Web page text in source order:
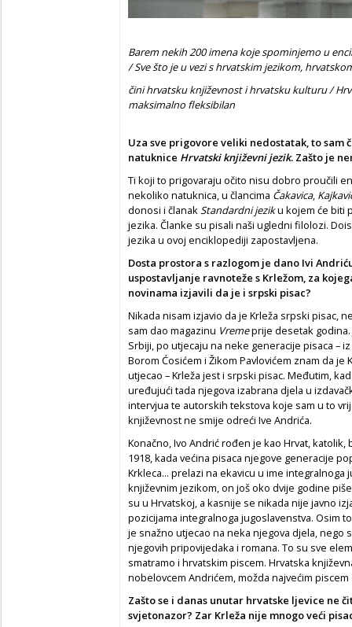
Barem nekih 200 imena koje spominjemo u
/ Sve što je u vezi s hrvatskim jezikom,
čini hrvatsku književnost i hrvatsku kulturu /
maksimalno fleksibilan
Uza sve prigovore veliki nedostatak, to samč
natuknice Hrvatski književni jezik. Zašto je
Ti koji to prigovaraju očito nisu dobro proučili
nekoliko natuknica, u člancima Čakavica,
donosi i članakStandardni jeziku kojem će biti
jezika. Članke su pisali naši ugledni filolozi.
jezika u ovoj enciklopediji zapostavljena.
Dosta prostora s razlogom je dano Ivi Andrić
uspostavljanje ravnoteže s Krležom, za
novinama izjavili da je i srpski pisac?
Nikada nisam izjavio da je Krleža srpski pisac,
sam dao magazinu Vremeprije desetak godina.
Srbiji, po utjecaju na neke generacije pisaca –
Borom Ćosićem i Žikom Pavlovićem znam da
utjecao – Krleža jest i srpski pisac. Međutim,
uređujući tada njegova izabrana djela u
intervjua te autorskih tekstova koje sam u to
književnost ne smije odreći Ive Andrića.
Konačno, Ivo Andrić rođen je kao Hrvat,
1918, kada većina pisaca njegove generacije
Krkleca... prelazi na ekavicu u ime
književnim jezikom, on još oko dvije godine
su u Hrvatskoj, a kasnije se nikada nije javno
pozicijama integralnoga jugoslavenstva. Osim
je snažno utjecao na neka njegova djela, nego
njegovih pripovijedaka i romana. To su sve
smatramo i hrvatskim piscem. Hrvatska
nobelovcem Andrićem, možda najvećim
Zašto se i danas unutar hrvatske ljevice ne č
svjetonazor? Zar Krleža nije mnogo veći